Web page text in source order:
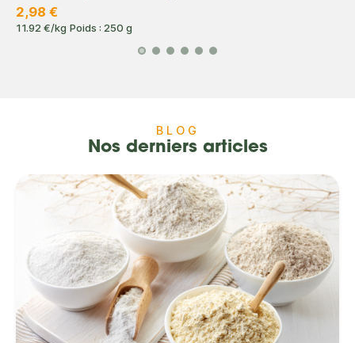
2,98 €
11.92 €/kg Poids : 250 g
BLOG
Nos derniers articles